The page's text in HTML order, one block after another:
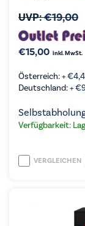
UVP:€19,00
€15,00 inkl. MwSt.
Österreich: +€
Deutschland: +€
Verfügbarkeit:
VERGLEICHEN